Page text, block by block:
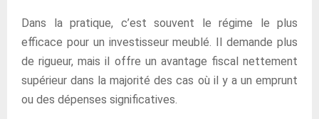
Dans la pratique, c’est souvent le régime le plus
efficace pour un investisseur meublé. Il demande plus
de rigueur, mais il offre un avantage fiscal nettement
supérieur dans la majorité des cas où il y a un emprunt
ou des dépenses significatives.